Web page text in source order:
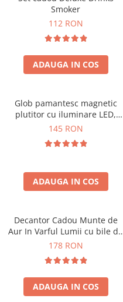
Smoker
112 RON
ADAUGA IN COS
Glob pamantesc magnetic
plutitor cu iluminare LED,
Forma C
145 RON
ADAUGA IN COS
Decantor Cadou Munte de
Aur In Varful Lumii cu bile de
curatare
178 RON
ADAUGA IN COS